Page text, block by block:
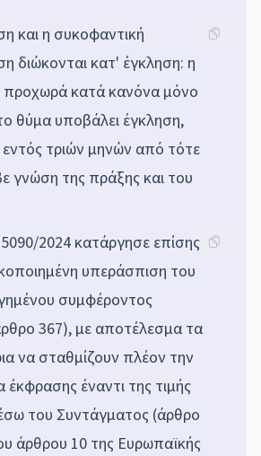
και η συκοφαντική
διώκονται κατ' έγκληση: η
κατά κανόνα μόνο
θύμα υποβάλει έγκληση,
τριών μηνών από τότε
γνώση της πράξης και του
2024 κατάργησε επίσης
υπεράσπιση του
συμφέροντος
367), με αποτέλεσμα τα
να σταθμίζουν πλέον την
έκφρασης έναντι της τιμής
του Συντάγματος (άρθρο
άρθρου 10 της Ευρωπαϊκής